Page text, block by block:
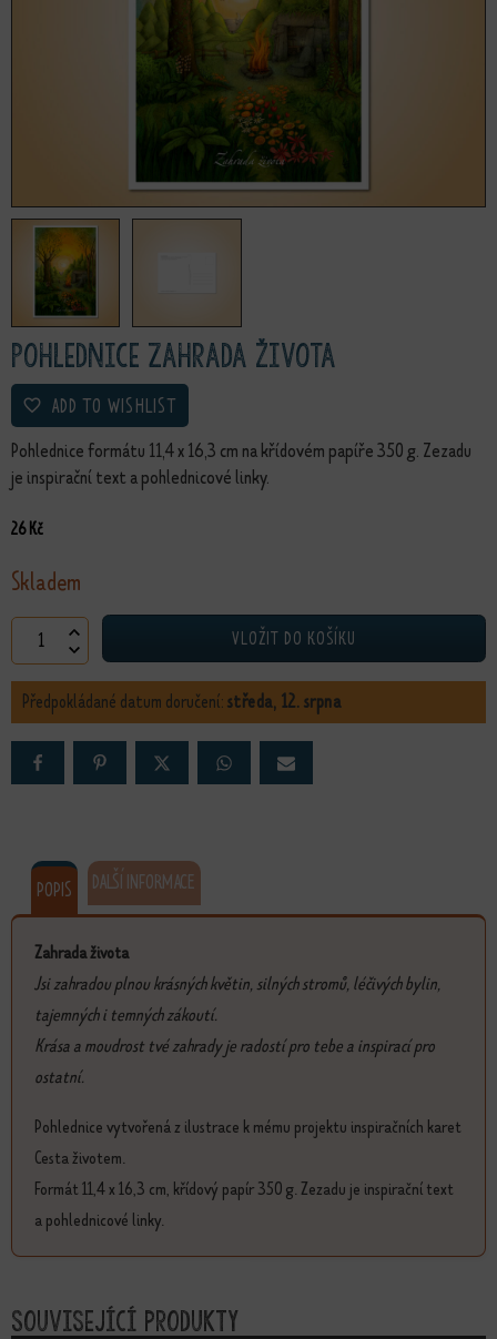
Pohlednice Zahrada života
ADD TO WISHLIST
Pohlednice formátu 11,4 x 16,3 cm na křídovém papíře 350 g. Zezadu
je inspirační text a pohlednicové linky.
26Kč
Skladem
Pohlednice Zahrada života množstvíVLOŽIT DO KOŠÍKU
Předpokládané datum doručení:středa, 12. srpna
POPIS DALŠÍ INFORMACE
Zahrada života
Jsi zahradou plnou krásných květin, silných stromů, léčivých bylin,
tajemných i temných zákoutí.
Krása a moudrost tvé zahrady je radostí pro tebe a inspirací pro
ostatní.
Pohlednice vytvořená z ilustrace k mému projektu inspiračních karet
Cesta životem.
Formát 11,4 x 16,3 cm, křídový papír 350 g. Zezadu je inspirační text
a pohlednicové linky.
Související produkty